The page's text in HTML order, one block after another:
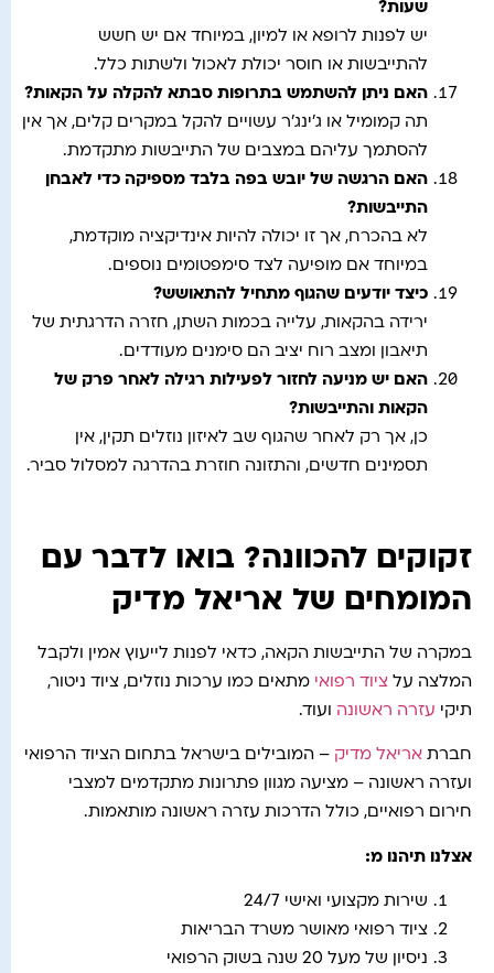
שעות?
יש לפנות לרופא או למיון, במיוחד אם יש חשש
להתייבשות או חוסר יכולת לאכול ולשתות כלל.
האם ניתן להשתמש בתרופות סבתא להקלה על הקאות?
תה קמומיל או ג’ינג’ר עשויים להקל במקרים קלים, אך אין
להסתמך עליהם במצבים של התייבשות מתקדמת.
האם הרגשה של יובש בפה בלבד מספיקה כדי לאבחן
התייבשות?
לא בהכרח, אך זו יכולה להיות אינדיקציה מוקדמת,
במיוחד אם מופיעה לצד סימפטומים נוספים.
כיצד יודעים שהגוף מתחיל להתאושש?
ירידה בהקאות, עלייה בכמות השתן, חזרה הדרגתית של
תיאבון ומצב רוח יציב הם סימנים מעודדים.
האם יש מניעה לחזור לפעילות רגילה לאחר פרק של
הקאות והתייבשות?
כן, אך רק לאחר שהגוף שב לאיזון נוזלים תקין, אין
תסמינים חדשים, והתזונה חוזרת בהדרגה למסלול סביר.
זקוקים להכוונה? בואו לדבר עם
המומחים של אריאל מדיק
במקרה של התייבשות הקאה, כדאי לפנות לייעוץ אמין ולקבל
המלצה על ציוד רפואי מתאים כמו ערכות נוזלים, ציוד ניטור,
תיקי עזרה ראשונה ועוד.
חברת אריאל מדיק – המובילים בישראל בתחום הציוד הרפואי
ועזרה ראשונה – מציעה מגוון פתרונות מתקדמים למצבי
חירום רפואיים, כולל הדרכות עזרה ראשונה מותאמות.
אצלנו תיהנו מ:
שירות מקצועי ואישי 24/7
ציוד רפואי מאושר משרד הבריאות
ניסיון של מעל 20 שנה בשוק הרפואי